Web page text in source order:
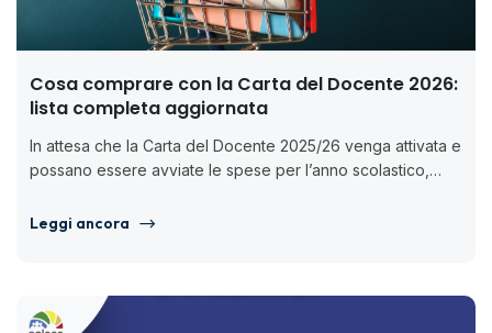
Cosa comprare con la Carta del Docente 2026:
lista completa aggiornata
In attesa che la Carta del Docente 2025/26 venga attivata e
possano essere avviate le spese per l’anno scolastico,
Leggi ancora